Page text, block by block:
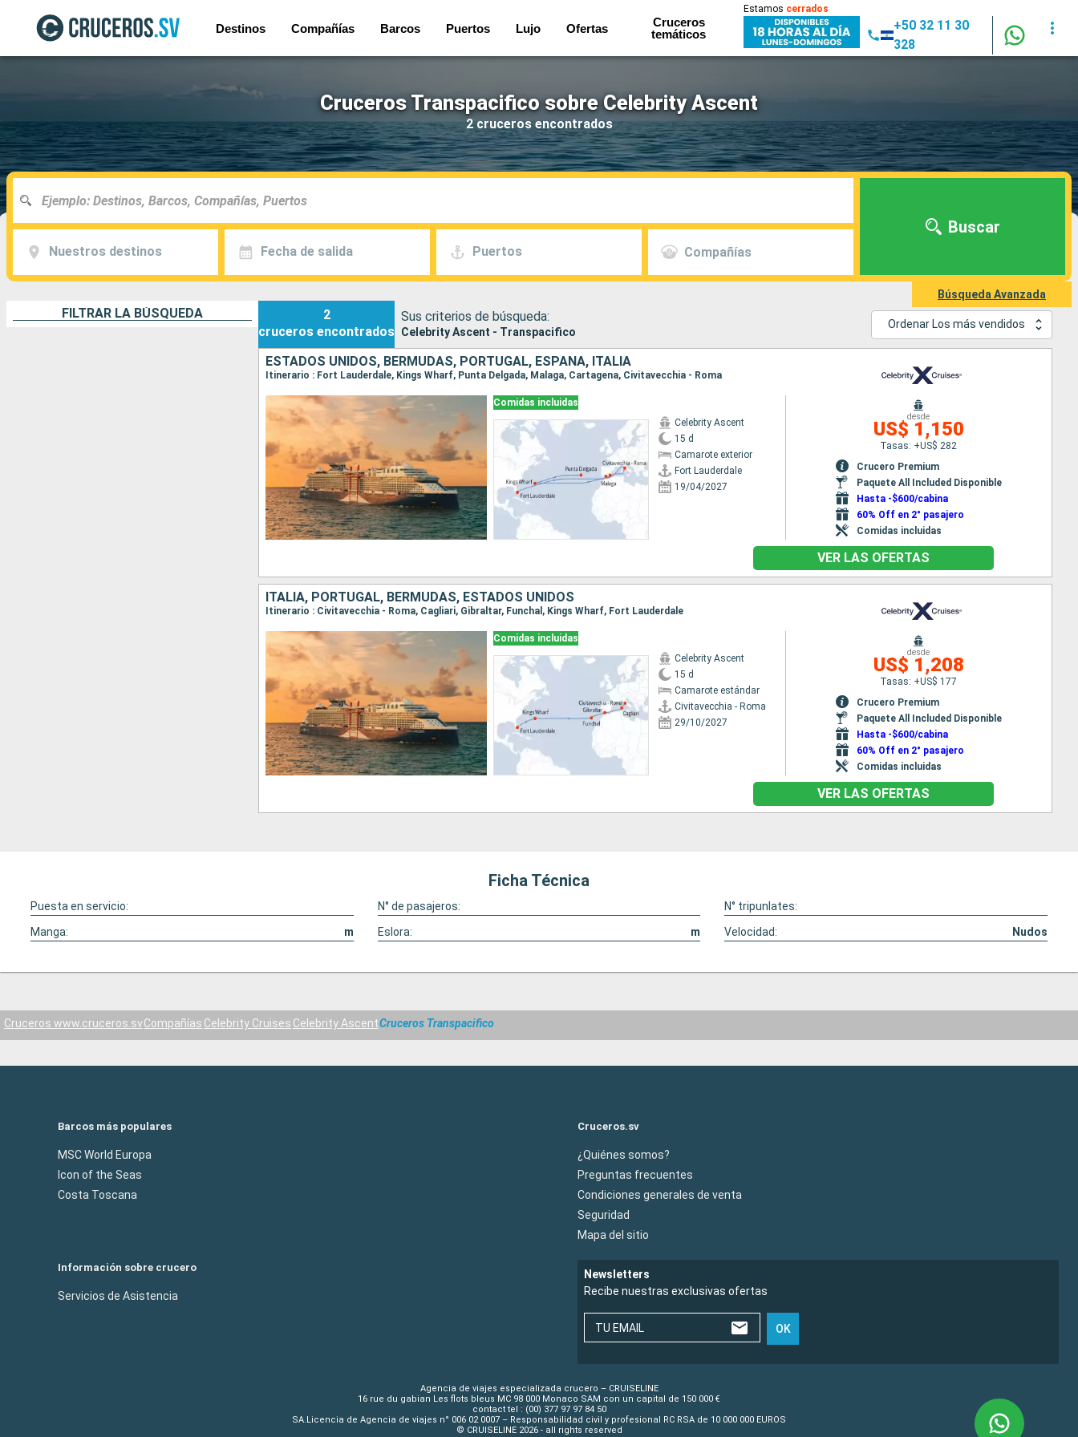
Destinos Compañías Barcos Puertos Lujo Ofertas
Cruceros
temáticos
Estamos cerrados
+50 32 11 30
328
Cruceros Transpacifico sobre Celebrity Ascent
2 cruceros encontrados
Nuestros destinos Fecha de salida Puertos Compañías
Buscar
Búsqueda Avanzada
FILTRAR LA BÚSQUEDA
2
cruceros encontrados
Sus criterios de búsqueda:
Celebrity Ascent - Transpacifico
Ordenar Los más vendidos
ESTADOS UNIDOS, BERMUDAS, PORTUGAL, ESPAÑA, ITALIA
Itinerario : Fort Lauderdale, Kings Wharf, Punta Delgada, Malaga, Cartagena, Civitavecchia - Roma
Comidas incluidas
Celebrity Ascent
15 d
Camarote exterior
Fort Lauderdale
19/04/2027
desde
US$ 1,150
Tasas: +US$ 282
Crucero Premium
Paquete All Included Disponible
Hasta -$600/cabina
60% Off en 2° pasajero
Comidas incluidas
VER LAS OFERTAS
ITALIA, PORTUGAL, BERMUDAS, ESTADOS UNIDOS
Itinerario : Civitavecchia - Roma, Cagliari, Gibraltar, Funchal, Kings Wharf, Fort Lauderdale
Comidas incluidas
Celebrity Ascent
15 d
Camarote estándar
Civitavecchia - Roma
29/10/2027
desde
US$ 1,208
Tasas: +US$ 177
Crucero Premium
Paquete All Included Disponible
Hasta -$600/cabina
60% Off en 2° pasajero
Comidas incluidas
VER LAS OFERTAS
Ficha Técnica
Puesta en servicio: N° de pasajeros:
N° tripunlates:
Manga:
m Eslora: m Velocidad: Nudos
Cruceros www.cruceros.svCompañías Celebrity Cruises Celebrity AscentCruceros Transpacifico
Barcos más populares
MSC World Europa
Icon of the Seas
Costa Toscana
Cruceros.sv
¿Quiénes somos?
Preguntas frecuentes
Condiciones generales de venta
Seguridad
Mapa del sitio
Información sobre crucero
Servicios de Asistencia
Newsletters
Recibe nuestras exclusivas ofertas
TU EMAIL OK
Agencia de viajes especializada crucero – CRUISELINE
16 rue du gabian Les flots bleus MC 98 000 Monaco SAM con un capital de 150 000 €
contact tel : (00) 377 97 97 84 50
SA.Licencia de Agencia de viajes n° 006 02 0007 – Responsabilidad civil y profesional RC RSA de 10 000 000 EUROS
© CRUISELINE 2026 - all rights reserved